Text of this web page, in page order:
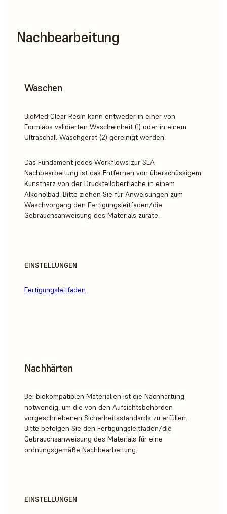
Nachbearbeitung
Waschen
BioMed Clear Resin kann entweder in einer von
Formlabs validierten Wascheinheit (1) oder in einem
Ultraschall-Waschgerät (2) gereinigt werden.
Das Fundament jedes Workflows zur SLA-
Nachbearbeitung ist das Entfernen von überschüssigem
Kunstharz von der Druckteiloberfläche in einem
Alkoholbad. Bitte ziehen Sie für Anweisungen zum
Waschvorgang den Fertigungsleitfaden/die
Gebrauchsanweisung des Materials zurate.
EINSTELLUNGEN
Fertigungsleitfaden
Nachhärten
Bei biokompatiblen Materialien ist die Nachhärtung
notwendig, um die von den Aufsichtsbehörden
vorgeschriebenen Sicherheitsstandards zu erfüllen.
Bitte befolgen Sie den Fertigungsleitfaden/die
Gebrauchsanweisung des Materials für eine
ordnungsgemäße Nachbearbeitung.
EINSTELLUNGEN